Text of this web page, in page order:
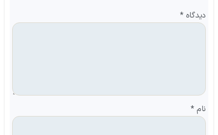
دیدگاه*
نام *